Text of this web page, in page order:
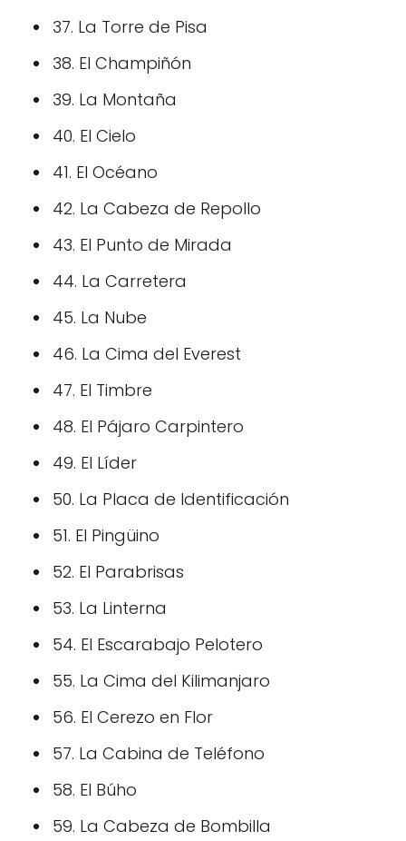
37. La Torre de Pisa
38. El Champiñón
39. La Montaña
40. El Cielo
41. El Océano
42. La Cabeza de Repollo
43. El Punto de Mirada
44. La Carretera
45. La Nube
46. La Cima del Everest
47. El Timbre
48. El Pájaro Carpintero
49. El Líder
50. La Placa de Identificación
51. El Pingüino
52. El Parabrisas
53. La Linterna
54. El Escarabajo Pelotero
55. La Cima del Kilimanjaro
56. El Cerezo en Flor
57. La Cabina de Teléfono
58. El Búho
59. La Cabeza de Bombilla